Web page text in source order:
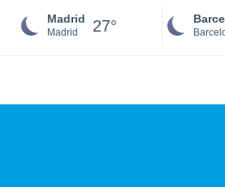
Madrid
Madrid 27°